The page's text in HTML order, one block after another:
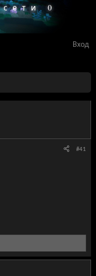
0
Вход
#41